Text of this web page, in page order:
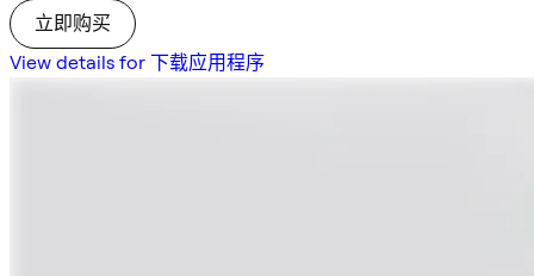
立即购买
View details for 下载应用程序